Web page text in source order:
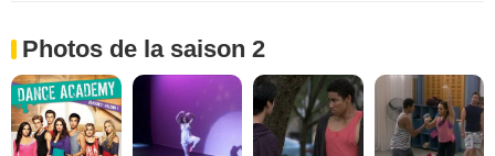
Photos de la saison 2